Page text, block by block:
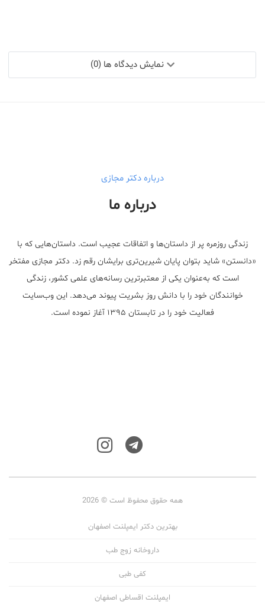
نمایش دیدگاه ها (0)
درباره دکتر مجازی
درباره ما
زندگی روزمره پر از داستان‌ها و اتفاقات عجیب است. داستان‌هایی که با
«دانستن» شاید بتوان پایان شیرین‌تری برایشان رقم زد. دکتر مجازی مفتخر
است که به‌عنوان یکی از معتبر‌ترین رسانه‌های علمی کشور، زندگی
خوانندگان خود را با دانش روز بشریت پیوند می‌دهد. این وب‌سایت
فعالیت خود را در تابستان ۱۳۹۵ آغاز نموده است.
همه حقوق محفوظ است © 2026
بهترین دکتر ایمپلنت اصفهان
داروخانه زوج طب
کفی طبی
ایمپلنت اقساطی اصفهان